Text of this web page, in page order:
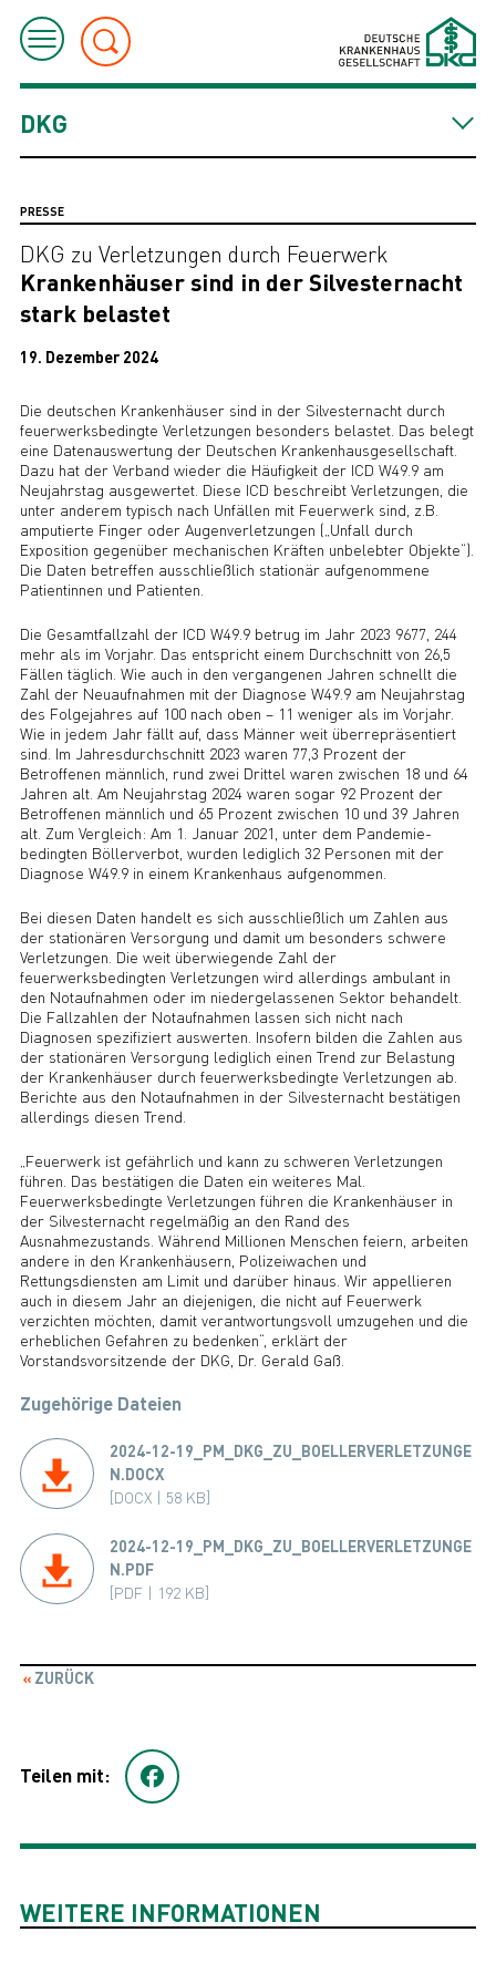
DKG
PRESSE
DKG zu Verletzungen durch Feuerwerk
Krankenhäuser sind in der Silvesternacht
stark belastet
19. Dezember 2024
Die deutschen Krankenhäuser sind in der Silvesternacht durch
feuerwerksbedingte Verletzungen besonders belastet. Das belegt
eine Datenauswertung der Deutschen Krankenhausgesellschaft.
Dazu hat der Verband wieder die Häufigkeit der ICD W49.9 am
Neujahrstag ausgewertet. Diese ICD beschreibt Verletzungen, die
unter anderem typisch nach Unfällen mit Feuerwerk sind, z.B.
amputierte Finger oder Augenverletzungen („Unfall durch
Exposition gegenüber mechanischen Kräften unbelebter Objekte“).
Die Daten betreffen ausschließlich stationär aufgenommene
Patientinnen und Patienten.
Die Gesamtfallzahl der ICD W49.9 betrug im Jahr 2023 9677, 244
mehr als im Vorjahr. Das entspricht einem Durchschnitt von 26,5
Fällen täglich. Wie auch in den vergangenen Jahren schnellt die
Zahl der Neuaufnahmen mit der Diagnose W49.9 am Neujahrstag
des Folgejahres auf 100 nach oben – 11 weniger als im Vorjahr.
Wie in jedem Jahr fällt auf, dass Männer weit überrepräsentiert
sind. Im Jahresdurchschnitt 2023 waren 77,3 Prozent der
Betroffenen männlich, rund zwei Drittel waren zwischen 18 und 64
Jahren alt. Am Neujahrstag 2024 waren sogar 92 Prozent der
Betroffenen männlich und 65 Prozent zwischen 10 und 39 Jahren
alt. Zum Vergleich: Am 1. Januar 2021, unter dem Pandemie-
bedingten Böllerverbot, wurden lediglich 32 Personen mit der
Diagnose W49.9 in einem Krankenhaus aufgenommen.
Bei diesen Daten handelt es sich ausschließlich um Zahlen aus
der stationären Versorgung und damit um besonders schwere
Verletzungen. Die weit überwiegende Zahl der
feuerwerksbedingten Verletzungen wird allerdings ambulant in
den Notaufnahmen oder im niedergelassenen Sektor behandelt.
Die Fallzahlen der Notaufnahmen lassen sich nicht nach
Diagnosen spezifiziert auswerten. Insofern bilden die Zahlen aus
der stationären Versorgung lediglich einen Trend zur Belastung
der Krankenhäuser durch feuerwerksbedingte Verletzungen ab.
Berichte aus den Notaufnahmen in der Silvesternacht bestätigen
allerdings diesen Trend.
„Feuerwerk ist gefährlich und kann zu schweren Verletzungen
führen. Das bestätigen die Daten ein weiteres Mal.
Feuerwerksbedingte Verletzungen führen die Krankenhäuser in
der Silvesternacht regelmäßig an den Rand des
Ausnahmezustands. Während Millionen Menschen feiern, arbeiten
andere in den Krankenhäusern, Polizeiwachen und
Rettungsdiensten am Limit und darüber hinaus. Wir appellieren
auch in diesem Jahr an diejenigen, die nicht auf Feuerwerk
verzichten möchten, damit verantwortungsvoll umzugehen und die
erheblichen Gefahren zu bedenken“, erklärt der
Vorstandsvorsitzende der DKG, Dr. Gerald Gaß.
Zugehörige Dateien
2024-12-19_PM_DKG_ZU_BOELLERVERLETZUNGE
N.DOCX
[DOCX | 58 KB]
2024-12-19_PM_DKG_ZU_BOELLERVERLETZUNGE
N.PDF
[PDF | 192 KB]
ZURÜCK
Teilen mit:
WEITERE INFORMATIONEN